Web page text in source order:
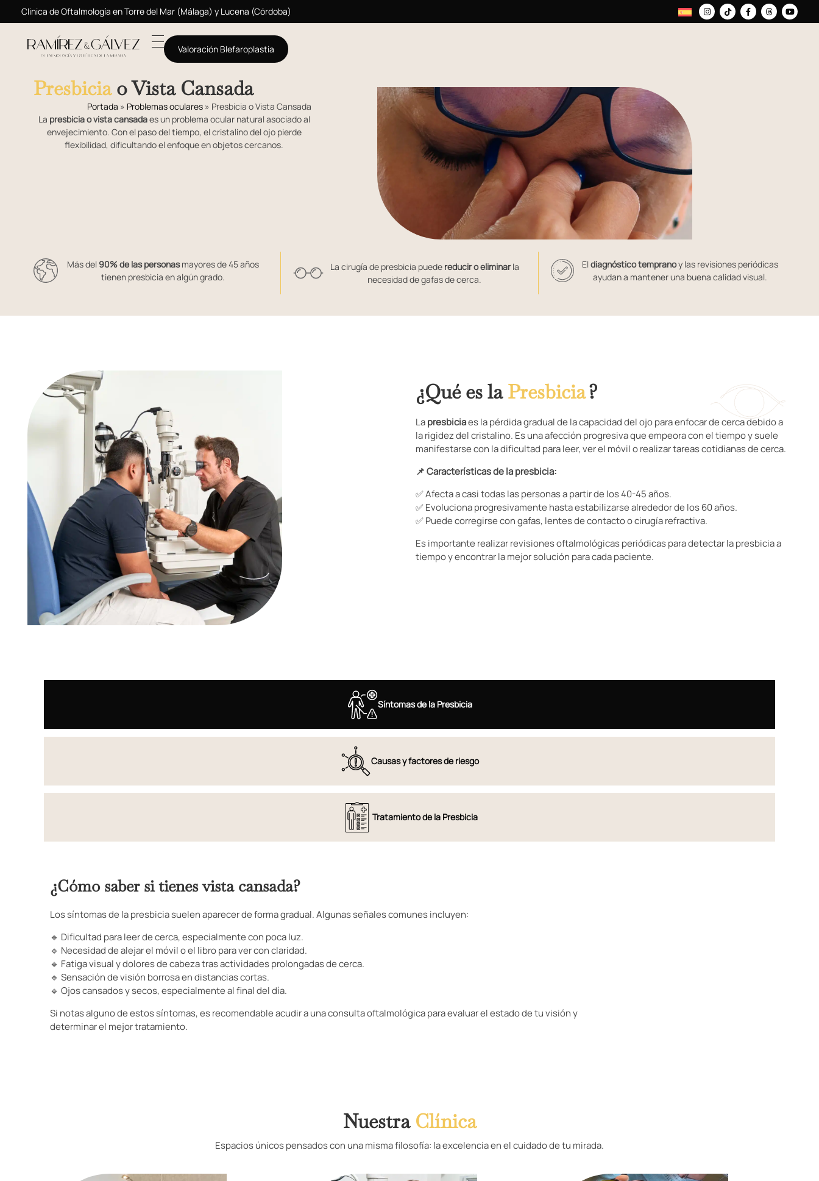
Clinica de Oftalmología en Torre del Mar (Málaga) y Lucena (Córdoba)
Valoración Blefaroplastia
Presbiciao Vista Cansada
Portada » Problemas oculares » Presbicia o Vista Cansada
La presbicia o vista cansadaes un problema ocular natural asociado al
envejecimiento. Con el paso del tiempo, el cristalino del ojo pierde
flexibilidad, dificultando el enfoque en objetos cercanos.
Más del 90% de las personasmayores de 45 años
tienen presbicia en algún grado.
La cirugía de presbicia puede reducir o eliminarla
necesidad de gafas de cerca.
Eldiagnóstico tempranoy las revisiones periódicas
ayudan a mantener una buena calidad visual.
¿Qué es laPresbicia?
Lapresbiciaes la pérdida gradual de la capacidad del ojo para enfocar de cerca debido a
la rigidez del cristalino. Es una afección progresiva que empeora con el tiempo y suele
manifestarse con la dificultad para leer, ver el móvil o realizar tareas cotidianas de cerca.
📌 Características de la presbicia:
✅ Afecta a casi todas las personas a partir de los 40-45 años.
✅ Evoluciona progresivamente hasta estabilizarse alrededor de los 60 años.
✅ Puede corregirse con gafas, lentes de contacto o cirugía refractiva.
Es importante realizar revisiones oftalmológicas periódicas para detectar la presbicia a
tiempo y encontrar la mejor solución para cada paciente.
Síntomas de la Presbicia
Causas y factores de riesgo
Tratamiento de la Presbicia
¿Cómo saber si tienes vista cansada?
Los síntomas de la presbicia suelen aparecer de forma gradual. Algunas señales comunes incluyen:
🔹 Dificultad para leer de cerca, especialmente con poca luz.
🔹 Necesidad de alejar el móvil o el libro para ver con claridad.
🔹 Fatiga visual y dolores de cabeza tras actividades prolongadas de cerca.
🔹 Sensación de visión borrosa en distancias cortas.
🔹 Ojos cansados y secos, especialmente al final del día.
Si notas alguno de estos síntomas, es recomendable acudir a una consulta oftalmológica para evaluar el estado de tu visión y
determinar el mejor tratamiento.
Nuestra Clínica
Espacios únicos pensados con una misma filosofía: la excelencia en el cuidado de tu mirada.